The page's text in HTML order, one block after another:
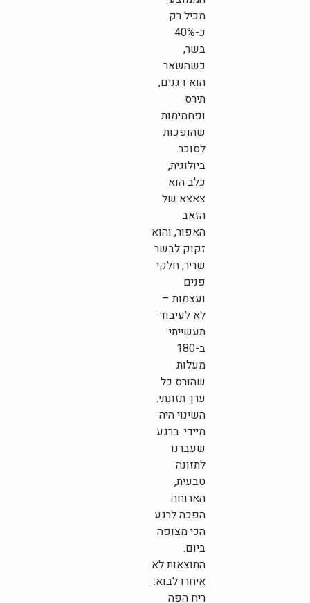
מכיל רק
כ-40%
בשר,
כשהשאר
הוא דגנים,
תירס
ופחמימות
שהופכות
לסוכר.
ביולוגית,
כלב הוא
צאצא של
הזאב
האפור, והוא
זקוק לבשר
שריר, חלקי
פנים
ועצמות –
לא לעיבוד
תעשייתי
ב-180
מעלות
שהורס כל
ערך תזונתי.
השינוי היה
מיידי. ברגע
שעברנו
לתזונה
טבעית,
הארוחה
הפכה לרגע
הכי מצופה
ביום.
התוצאות לא
איחרו לבוא:
ריח הפה